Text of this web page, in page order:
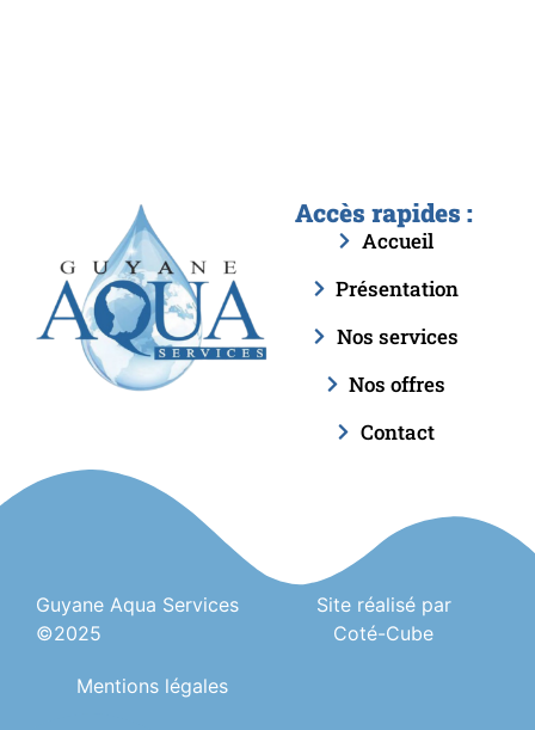
Accès rapides :
Accueil
Présentation
Nos services
Nos offres
Contact
Guyane Aqua Services
©2025
Mentions légales
Site réalisé par
Coté-Cube